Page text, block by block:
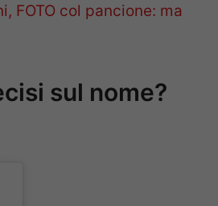
FOTO col pancione: ma
sul nome?